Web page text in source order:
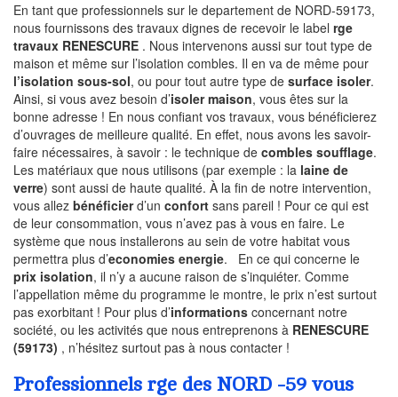
En tant que professionnels sur le departement de NORD-59173,
nous fournissons des travaux dignes de recevoir le label rge
travaux RENESCURE . Nous intervenons aussi sur tout type de
maison et même sur l’isolation combles. Il en va de même pour
l’isolation sous-sol, ou pour tout autre type de surface isoler.
Ainsi, si vous avez besoin d’isoler maison, vous êtes sur la
bonne adresse ! En nous confiant vos travaux, vous bénéficierez
d’ouvrages de meilleure qualité. En effet, nous avons les savoir-
faire nécessaires, à savoir : le technique de combles soufflage.
Les matériaux que nous utilisons (par exemple : la laine de
verre) sont aussi de haute qualité. À la fin de notre intervention,
vous allez bénéficierd’un confort sans pareil ! Pour ce qui est
de leur consommation, vous n’avez pas à vous en faire. Le
système que nous installerons au sein de votre habitat vous
permettra plus d’economies energie. En ce qui concerne le
prix isolation, il n’y a aucune raison de s’inquiéter. Comme
l’appellation même du programme le montre, le prix n’est surtout
pas exorbitant ! Pour plus d’informations concernant notre
société, ou les activités que nous entreprenons à RENESCURE
(59173) , n’hésitez surtout pas à nous contacter !
Professionnels rge des NORD -59 vous